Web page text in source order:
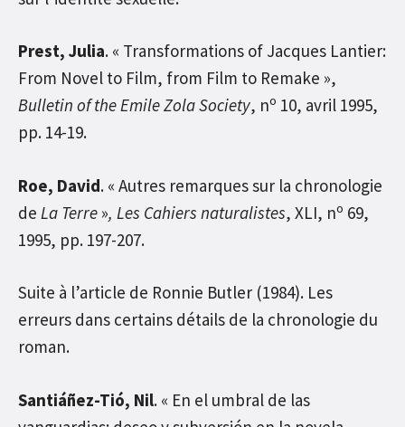
Prest, Julia. « Transformations of Jacques Lantier:
From Novel to Film, from Film to Remake »,
Bulletin of the Emile Zola Society, no 10, avril 1995,
pp. 14-19.
Roe, David. « Autres remarques sur la chronologie
de La Terre », Les Cahiers naturalistes, XLI, no 69,
1995, pp. 197-207.
Suite à l’article de Ronnie Butler (1984). Les
erreurs dans certains détails de la chronologie du
roman.
Santiáñez-Tió, Nil. « En el umbral de las